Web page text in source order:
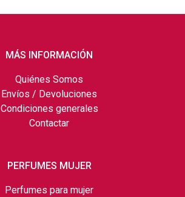
MÁS INFORMACIÓN
Quiénes Somos
Envíos / Devoluciones
Condiciones generales
Contactar
PERFUMES MUJER
Perfumes para mujer